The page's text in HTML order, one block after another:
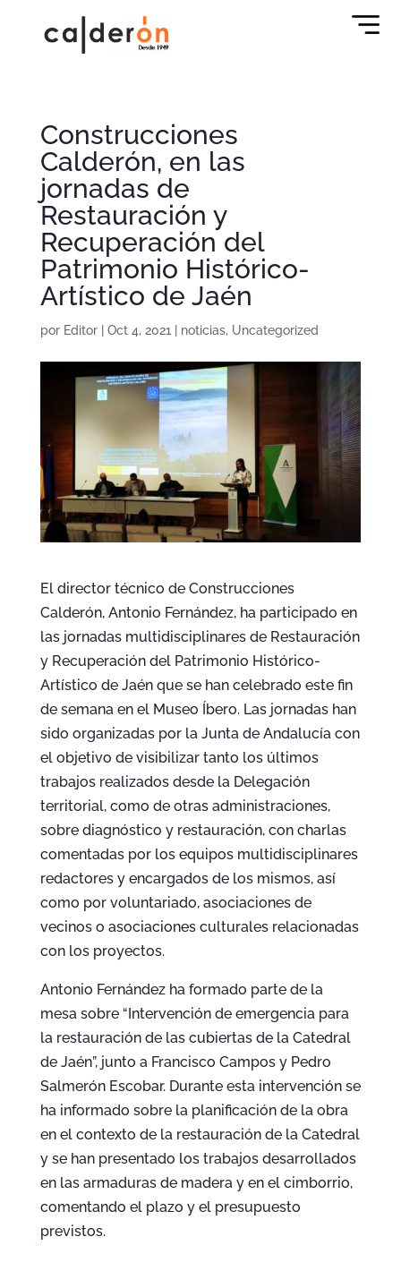
Construcciones
Calderón, en las
jornadas de
Restauración y
Recuperación del
Patrimonio Histórico-
Artístico de Jaén
por Editor| Oct 4, 2021 noticias, Uncategorized
El director técnico de Construcciones
Calderón, Antonio Fernández, ha participado en
las jornadas multidisciplinares de Restauración
y Recuperación del Patrimonio Histórico-
Artístico de Jaén que se han celebrado este fin
de semana en el Museo Íbero. Las jornadas han
sido organizadas por la Junta de Andalucía con
el objetivo de visibilizar tanto los últimos
trabajos realizados desde la Delegación
territorial, como de otras administraciones,
sobre diagnóstico y restauración, con charlas
comentadas por los equipos multidisciplinares
redactores y encargados de los mismos, así
como por voluntariado, asociaciones de
vecinos o asociaciones culturales relacionadas
con los proyectos.
Antonio Fernández ha formado parte de la
mesa sobre “Intervención de emergencia para
la restauración de las cubiertas de la Catedral
de Jaén”, junto a Francisco Campos y Pedro
Salmerón Escobar. Durante esta intervención se
ha informado sobre la planificación de la obra
en el contexto de la restauración de la Catedral
y se han presentado los trabajos desarrollados
en las armaduras de madera y en el cimborrio,
comentando el plazo y el presupuesto
previstos.